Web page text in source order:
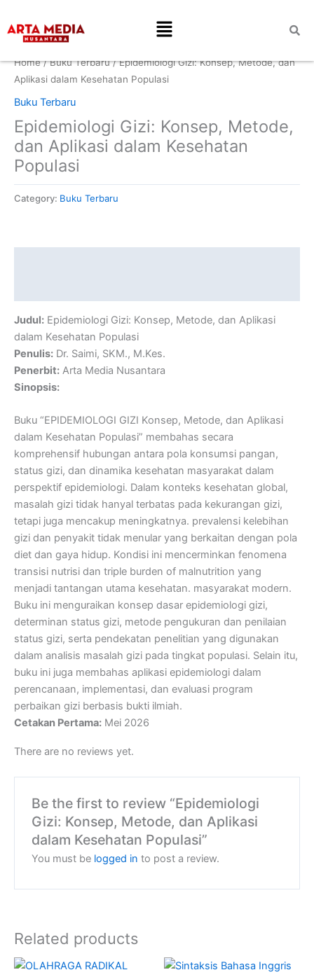
content
Menu
Home/Buku Terbaru/ Epidemiologi Gizi: Konsep, Metode, dan
Aplikasi dalam Kesehatan Populasi
Buku Terbaru
Epidemiologi Gizi: Konsep, Metode,
dan Aplikasi dalam Kesehatan
Populasi
Category: Buku Terbaru
Judul: Epidemiologi Gizi: Konsep, Metode, dan Aplikasi
dalam Kesehatan Populasi
Penulis: Dr. Saimi, SKM., M.Kes.
Penerbit: Arta Media Nusantara
Sinopsis:
Buku “EPIDEMIOLOGI GIZI Konsep, Metode, dan Aplikasi
dalam Kesehatan Populasi” membahas secara
komprehensif hubungan antara pola konsumsi pangan,
status gizi, dan dinamika kesehatan masyarakat dalam
perspektif epidemiologi. Dalam konteks kesehatan global,
masalah gizi tidak hanyal terbatas pada kekurangan gizi,
tetapi juga mencakup meningkatnya. prevalensi kelebihan
gizi dan penyakit tidak menular yang berkaitan dengan pola
diet dan gaya hidup. Kondisi ini mencerminkan fenomena
transisi nutrisi dan triple burden of malnutrition yang
menjadi tantangan utama kesehatan. masyarakat modern.
Buku ini menguraikan konsep dasar epidemiologi gizi,
determinan status gizi, metode pengukuran dan penilaian
status gizi, serta pendekatan penelitian yang digunakan
dalam analisis masalah gizi pada tingkat populasi. Selain itu,
buku ini juga membahas aplikasi epidemiologi dalam
perencanaan, implementasi, dan evaluasi program
perbaikan gizi berbasis bukti ilmiah.
Cetakan Pertama: Mei 2026
There are no reviews yet.
Be the first to review “Epidemiologi
Gizi: Konsep, Metode, dan Aplikasi
dalam Kesehatan Populasi”
You must be logged in to post a review.
Related products